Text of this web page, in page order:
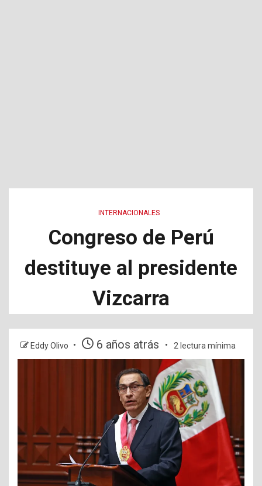
INTERNACIONALES
Congreso de Perú
destituye al presidente
Vizcarra
Eddy Olivo 6 años atrás 2 lectura mínima